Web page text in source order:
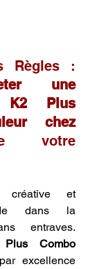
Règles :
une
K2 Plus
chez
votre
créative et
dans la
entraves.
Combo
excellence